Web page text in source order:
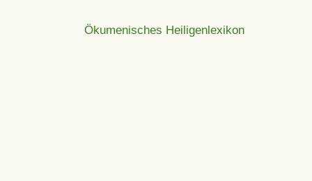
Ökumenisches Heiligenlexikon